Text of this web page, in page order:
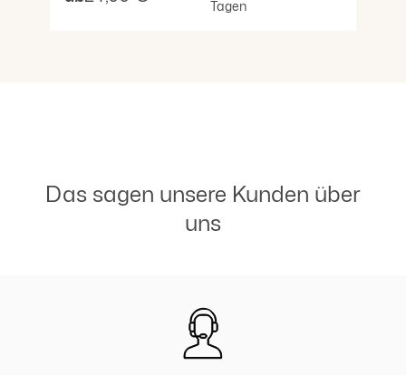
Datenübermittlung an Drittländer ausdrücklich ein. Sie
Tagen
Das sagen unsere Kunden über
uns